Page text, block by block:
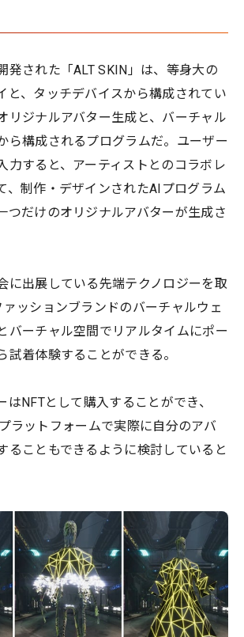
発された「ALT SKIN」は、等身大の
と、タッチデバイスから構成されてい
リジナルアバター生成と、バーチャル
ら構成されるプログラムだ。ユーザー
力すると、アーティストとのコラボレ
、制作・デザインされたAIプログラム
つだけのオリジナルアバターが生成さ
に出展している先端テクノロジーを取
ッションブランドのバーチャルウェ
バーチャル空間でリアルタイムにポー
試着体験することができる。
はNFTとして購入することができ、
ラットフォームで実際に自分のアバ
ることもできるように検討していると